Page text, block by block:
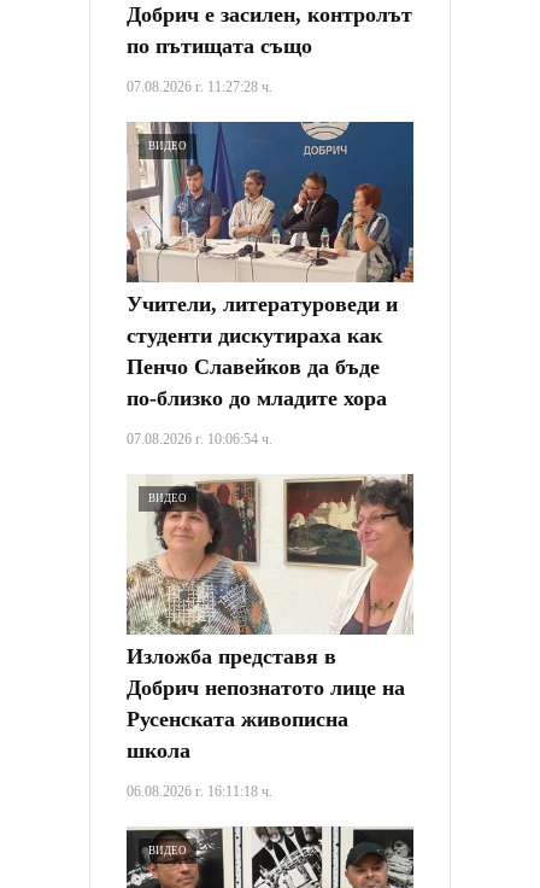
Добрич е засилен, контролът
по пътищата също
07.08.2026 г. 11:27:28 ч.
ВИДЕО
Учители, литературоведи и
студенти дискутираха как
Пенчо Славейков да бъде
по-близко до младите хора
07.08.2026 г. 10:06:54 ч.
ВИДЕО
Изложба представя в
Добрич непознатото лице на
Русенската живописна
школа
06.08.2026 г. 16:11:18 ч.
ВИДЕО